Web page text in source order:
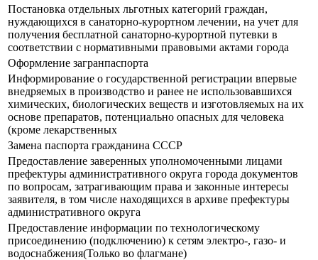
Постановка отдельных льготных категорий граждан,
нуждающихся в санаторно-курортном лечении, на учет для
получения бесплатной санаторно-курортной путевки в
соответствии с нормативными правовыми актами города
Оформление загранпаспорта
Информирование о государственной регистрации впервые
внедряемых в производство и ранее не использовавшихся
химических, биологических веществ и изготовляемых на их
основе препаратов, потенциально опасных для человека
(кроме лекарственных
Замена паспорта гражданина СССР
Предоставление заверенных уполномоченными лицами
префектуры административного округа города документов
по вопросам, затрагивающим права и законные интересы
заявителя, в том числе находящихся в архиве префектуры
административного округа
Предоставление информации по технологическому
присоединению (подключению) к сетям электро-, газо- и
водоснабжения(Только во флагмане)